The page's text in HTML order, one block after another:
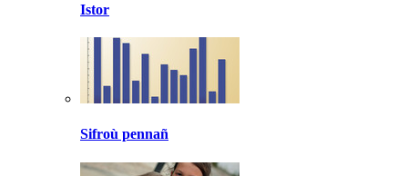
Istor
Sifroù pennañ